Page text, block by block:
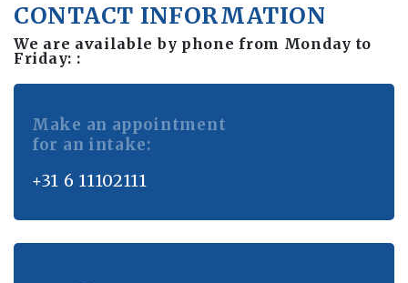
CONTACT INFORMATION
We are available by phone from Monday to
Friday: :
Make an appointment
for an intake:
+31 6 11102111